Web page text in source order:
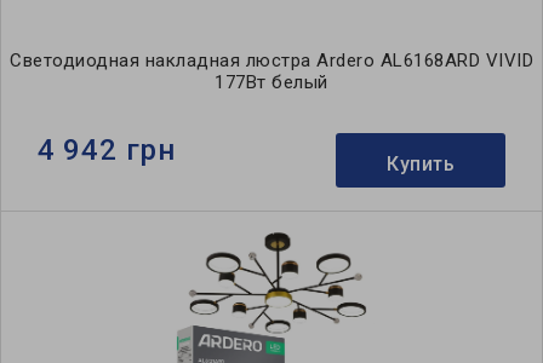
Светодиодная накладная люстра Ardero AL6168ARD VIVID
177Вт белый
4 942 грн Купить